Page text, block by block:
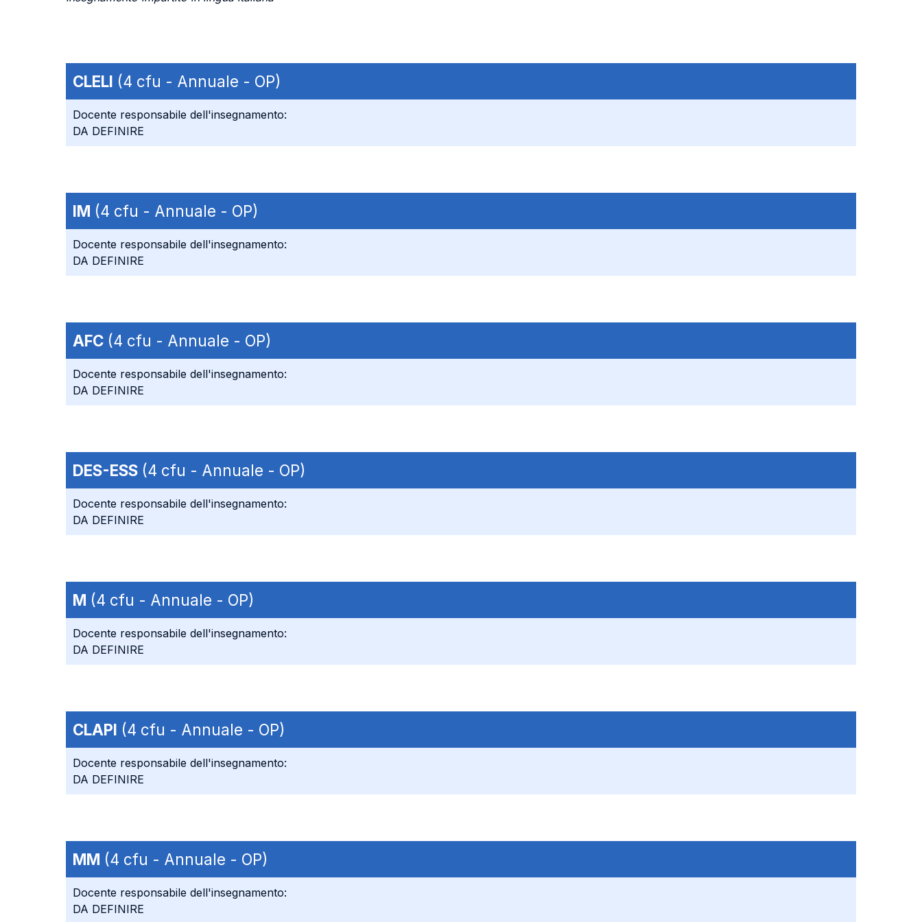
CLELI (4 cfu - Annuale - OP)
Docente responsabile dell'insegnamento:
DA DEFINIRE
IM (4 cfu - Annuale - OP)
Docente responsabile dell'insegnamento:
DA DEFINIRE
AFC (4 cfu - Annuale - OP)
Docente responsabile dell'insegnamento:
DA DEFINIRE
DES-ESS (4 cfu - Annuale - OP)
Docente responsabile dell'insegnamento:
DA DEFINIRE
M (4 cfu - Annuale - OP)
Docente responsabile dell'insegnamento:
DA DEFINIRE
CLAPI (4 cfu - Annuale - OP)
Docente responsabile dell'insegnamento:
DA DEFINIRE
MM (4 cfu - Annuale - OP)
Docente responsabile dell'insegnamento:
DA DEFINIRE